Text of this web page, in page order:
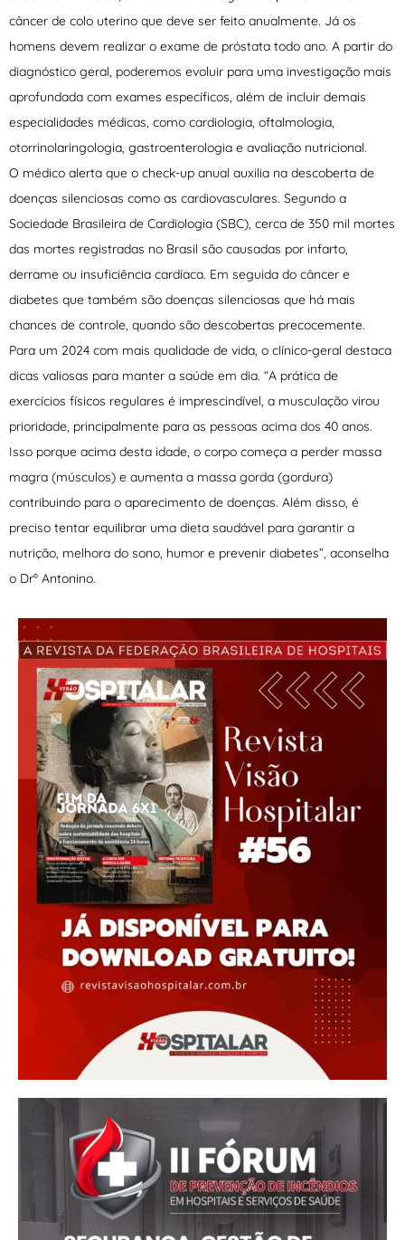
câncer de colo uterino que deve ser feito anualmente. Já os
homens devem realizar o exame de próstata todo ano. A partir do
diagnóstico geral, poderemos evoluir para uma investigação mais
aprofundada com exames específicos, além de incluir demais
especialidades médicas, como cardiologia, oftalmologia,
otorrinolaringologia, gastroenterologia e avaliação nutricional.
O médico alerta que o check-up anual auxilia na descoberta de
doenças silenciosas como as cardiovasculares. Segundo a
Sociedade Brasileira de Cardiologia (SBC), cerca de 350 mil mortes
das mortes registradas no Brasil são causadas por infarto,
derrame ou insuficiência cardíaca. Em seguida do câncer e
diabetes que também são doenças silenciosas que há mais
chances de controle, quando são descobertas precocemente.
Para um 2024 com mais qualidade de vida, o clínico-geral destaca
dicas valiosas para manter a saúde em dia. “A prática de
exercícios físicos regulares é imprescindível, a musculação virou
prioridade, principalmente para as pessoas acima dos 40 anos.
Isso porque acima desta idade, o corpo começa a perder massa
magra (músculos) e aumenta a massa gorda (gordura)
contribuindo para o aparecimento de doenças. Além disso, é
preciso tentar equilibrar uma dieta saudável para garantir a
nutrição, melhora do sono, humor e prevenir diabetes”, aconselha
o Drº Antonino.